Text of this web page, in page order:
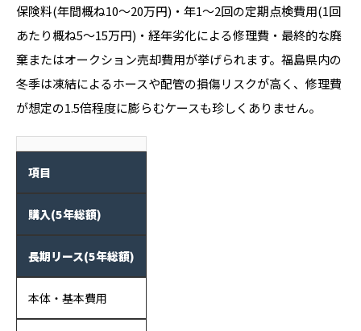
保険料(年間概ね10〜20万円)・年1〜2回の定期点検費用(1回
あたり概ね5〜15万円)・経年劣化による修理費・最終的な廃
棄またはオークション売却費用が挙げられます。福島県内の
冬季は凍結によるホースや配管の損傷リスクが高く、修理費
が想定の1.5倍程度に膨らむケースも珍しくありません。
項目
購入(5年総額)
長期リース(5年総額)
本体・基本費用